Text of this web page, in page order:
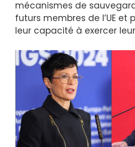
mécanismes de
futurs membres de l’UE et
leur capacité à exercer